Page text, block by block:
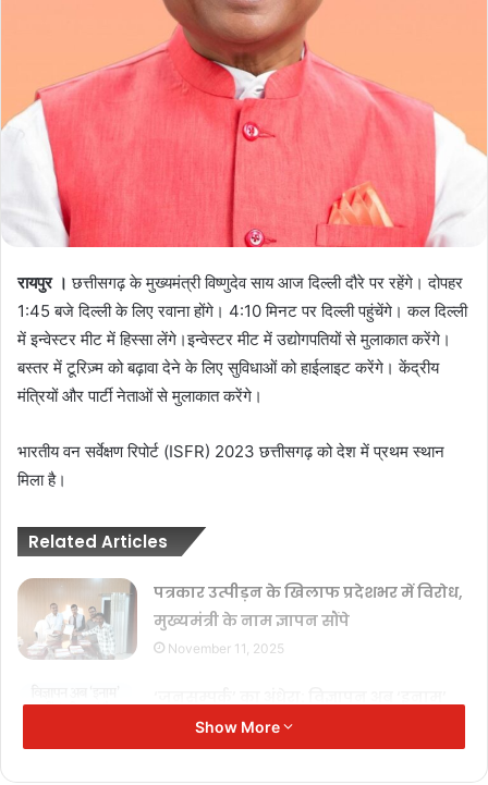
रायपुर ।छत्तीसगढ़ के मुख्यमंत्री विष्णुदेव साय आज दिल्ली दौरे पर रहेंगे। दोपहर
1:45 बजे दिल्ली के लिए रवाना होंगे। 4:10 मिनट पर दिल्ली पहुंचेंगे। कल दिल्ली
में इन्वेस्टर मीट में हिस्सा लेंगे।इन्वेस्टर मीट में उद्योगपतियों से मुलाकात करेंगे।
बस्तर में टूरिज़्म को बढ़ावा देने के लिए सुविधाओं को हाईलाइट करेंगे। केंद्रीय
मंत्रियों और पार्टी नेताओं से मुलाकात करेंगे।
भारतीय वन सर्वेक्षण रिपोर्ट (ISFR) 2023 छत्तीसगढ़ को देश में प्रथम स्थान
मिला है।
Related Articles
पत्रकार उत्पीड़न के खिलाफ प्रदेशभर में विरोध,
मुख्यमंत्री के नाम ज्ञापन सौंपे
November 11, 2025
नहीं, ‘हथियार’ है!
November 11, 2025
Show More